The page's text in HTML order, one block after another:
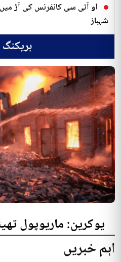
او آئی سی کانفرنس کی آڑ
شہباز
بریکنگ
یوکرین: ماریوپول
300 افراد کی ہلاکت کا خدشہ
اہم خبریں